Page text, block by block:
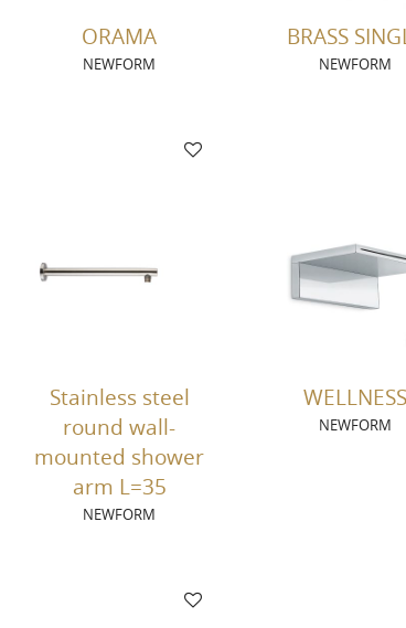
BRASS
NEWFORM
ORAMA
NEWFORM
NEWFORM
Stainless steel
round wall-
mounted shower
arm L=35
NEWFORM